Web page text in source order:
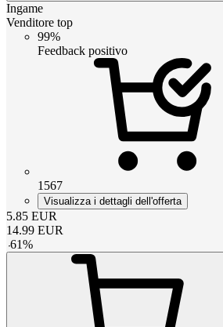
Ingame
Venditore top
99%
Feedback positivo
1567
Visualizza i dettagli dell'offerta
5.85 EUR
14.99 EUR
-61%